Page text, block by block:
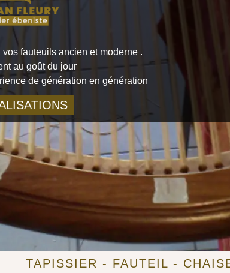
fauteuils ancien et moderne .
au goût du jour
de génération en génération
TAPISSIER - FAUTEIL -